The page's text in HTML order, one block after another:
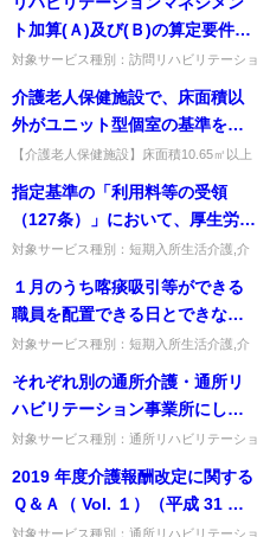
の見やすい場所に掲示すること
とされているが、「具体的内
容」とは、居住費及び食費につ
いて、それぞれ光熱費や減価償
却費などの内訳を表示するとい
うことか。
か。具体的な金額を記載・表示する趣旨
で、内訳金額を示す必要はない。...
ト加算(Ａ)及び(Ｂ)の算定要件に
ついて、「リハビリテーション
計画について、利用者又はその
家族に対して説明し、利用者の
同意を得ること」とあるが、当
該説明等は利用者又は家族に対
して、電話等による説明でもよ
いのか。
対象サービス種別：訪問リハビリテーショ
報酬「リハビリテーションマネジメント加
算」質問リハビリテーショ...
介護老人保健施設で、床面積以
外がユニット型個室の基準を満
たしているが、床面積が10.65㎡
以上13.2㎡未満の場合、ユニッ
【介護老人保健施設】床面積10.65㎡以上
るのか。経過措置により、10.65㎡以上な
らユニット型個...
指定基準の「利用料等の受領
（127条）」において、厚生労働
大臣が別に定める場合を除い
て、送迎に要する費用の支払い
を受けることができることにな
っているが、厚生労働大臣が別
に定める場合とはどのような場
合なのか。
対象サービス種別：短期入所生活介護,介
準「送迎に要する費用」質問指定基準の
「利用料等の受領（127条）...
１月のうち喀痰吸引等ができる
職員を配置できる日とできない
日がある場合は、夜勤職員配置
加算（Ⅰ）、（Ⅱ）と夜勤職員
配置加算（Ⅲ）、（Ⅳ）をどの
対象サービス種別：短期入所生活介護,介
酬「夜勤職員配置加算」質問１月のうち喀
痰吸引等ができる職員を配置...
それぞれ別の通所介護・通所リ
ハビリテーション事業所にして
いる場合、それぞれの事業所で
同時に栄養改善加算又は口腔機
能向上加算を算定することはで
きるのか。 ※令和3年度介護報酬
対象サービス種別：通所リハビリテーショ
腔機能向上加算について」質問それぞれ別
の通所介護・通所リハビリテ...
2019 年度介護報酬改定に関する
Ｑ＆Ａ（ Vol. １）（平成 31 年
４月 12 日）問６に「月額８万円
対象サービス種別：通所リハビリテーショ